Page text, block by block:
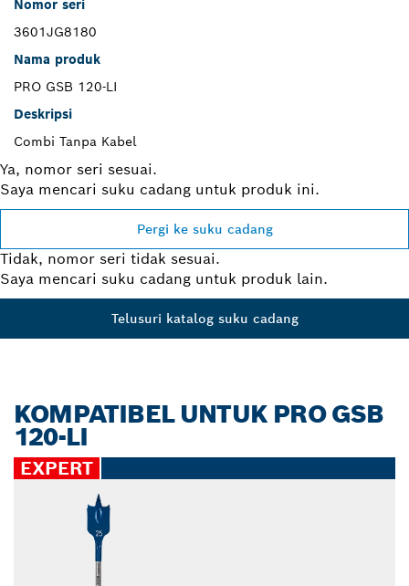
Nomor seri
3601JG8180
Nama produk
PRO GSB 120-LI
Deskripsi
Combi Tanpa Kabel
Ya, nomor seri sesuai.
Saya mencari suku cadang untuk produk ini.
Pergi ke suku cadang
Tidak, nomor seri tidak sesuai.
Saya mencari suku cadang untuk produk lain.
Telusuri katalog suku cadang
KOMPATIBEL UNTUK PRO GSB
120-LI
EXPERT